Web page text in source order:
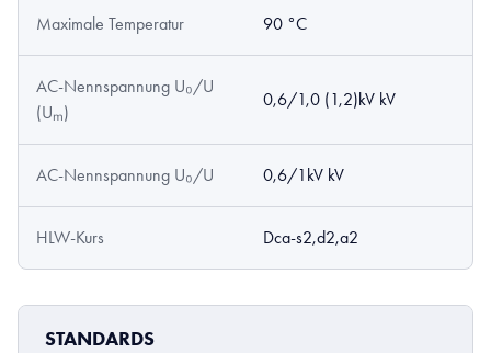
Maximale Temperatur 90 °C
AC-Nennspannung U₀/U
(Uₘ)
0,6/1,0 (1,2)kV kV
AC-Nennspannung U₀/U 0,6/1kV kV
HLW-Kurs Dca-s2,d2,a2
STANDARDS